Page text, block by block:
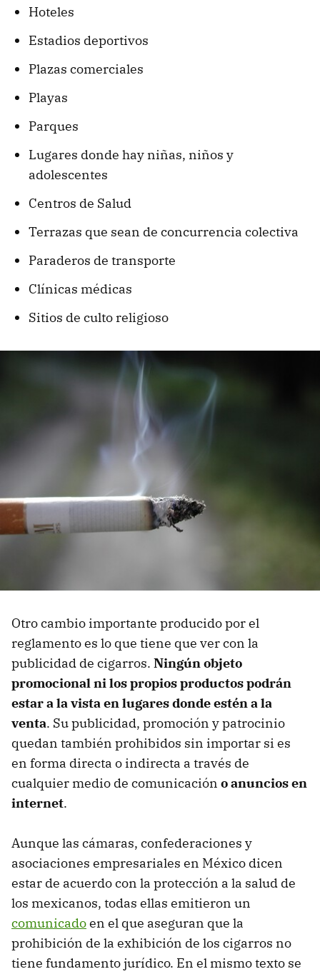
Hoteles
Estadios deportivos
Plazas comerciales
Playas
Parques
Lugares donde hay niñas, niños y
adolescentes
Centros de Salud
Terrazas que sean de concurrencia colectiva
Paraderos de transporte
Clínicas médicas
Sitios de culto religioso
Otro cambio importante producido por el
reglamento es lo que tiene que ver con la
publicidad de cigarros. Ningún objeto
promocional ni los propios productos podrán
estar a la vista en lugares donde estén a la
venta. Su publicidad, promoción y patrocinio
quedan también prohibidos sin importar si es
en forma directa o indirecta a través de
cualquier medio de comunicación o anuncios en
internet.
Aunque las cámaras, confederaciones y
asociaciones empresariales en México dicen
estar de acuerdo con la protección a la salud de
los mexicanos, todas ellas emitieron un
comunicadoen el que aseguran que la
prohibición de la exhibición de los cigarros no
tiene fundamento jurídico. En el mismo texto se